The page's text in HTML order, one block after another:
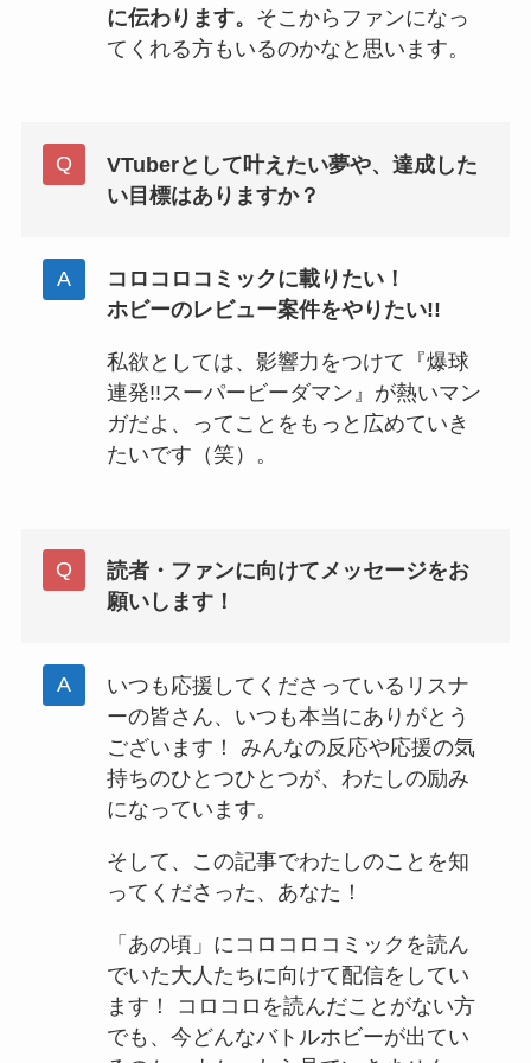
に伝わります。 そこからファンになっ
てくれる方もいるのかなと思います。
VTuberとして叶えたい夢や、達成した
い目標はありますか？
コロコロコミックに載りたい！
ホビーのレビュー案件をやりたい!!
私欲としては、影響力をつけて『爆球
連発!!スーパービーダマン』が熱いマン
ガだよ、ってことをもっと広めていき
たいです（笑）。
読者・ファンに向けてメッセージをお
願いします！
いつも応援してくださっているリスナ
ーの皆さん、いつも本当にありがとう
ございます！ みんなの反応や応援の気
持ちのひとつひとつが、わたしの励み
になっています。
そして、この記事でわたしのことを知
ってくださった、あなた！
「あの頃」にコロコロコミックを読ん
でいた大人たちに向けて配信をしてい
ます！ コロコロを読んだことがない方
でも、今どんなバトルホビーが出てい